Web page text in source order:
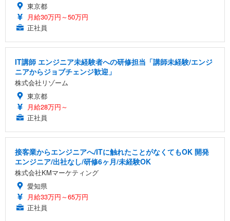
東京都
月給30万円～50万円
正社員
IT講師 エンジニア未経験者への研修担当「講師未経験/エンジ
ニアからジョブチェンジ歓迎」
株式会社リゾーム
東京都
月給28万円～
正社員
接客業からエンジニアへ/ITに触れたことがなくてもOK 開発
エンジニア/出社なし/研修6ヶ月/未経験OK
株式会社KMマーケティング
愛知県
月給33万円～65万円
正社員